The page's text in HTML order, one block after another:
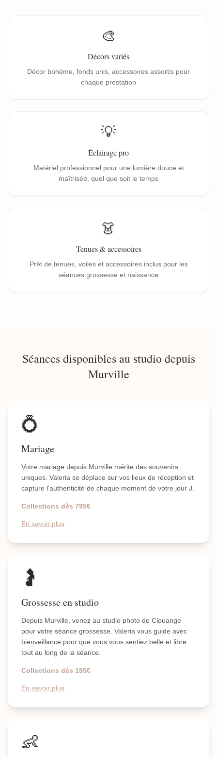
🎨
Décors variés
Décor bohème, fonds unis, accessoires assortis pour
chaque prestation
💡
Éclairage pro
Matériel professionnel pour une lumière douce et
maîtrisée, quel que soit le temps
👗
Tenues & accessoires
Prêt de tenues, voiles et accessoires inclus pour les
séances grossesse et naissance
Séances disponibles au studio depuis
Murville
💍
Mariage
Votre mariage depuis Murville mérite des souvenirs
uniques. Valeria se déplace sur vos lieux de réception et
capture l'authenticité de chaque moment de votre jour J.
Collections dès 795€
En savoir plus
🤰
Grossesse en studio
Depuis Murville, venez au studio photo de Clouange
pour votre séance grossesse. Valeria vous guide avec
bienveillance pour que vous vous sentiez belle et libre
tout au long de la séance.
Collections dès 195€
En savoir plus
👶